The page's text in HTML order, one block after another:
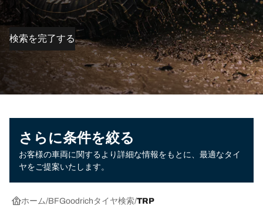
検索を完了する
さらに条件を絞る
お客様の車両に関するより詳細な情報をもとに、最適なタイ
ヤをご提案いたします。
ホーム BFGoodrichタイヤ検索 TRP